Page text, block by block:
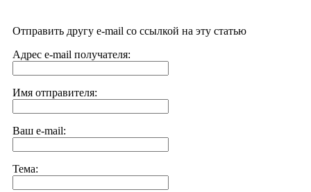
Отправить другу e-mail со ссылкой на эту статью
Адрес e-mail получателя:
Имя отправителя:
Ваш e-mail:
Тема: